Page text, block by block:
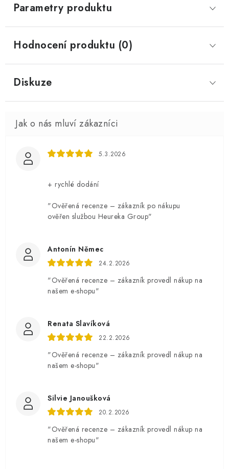
Parametry produktu
Hodnocení produktu (0)
Diskuze
5.3.2026
+ rychlé dodání
"Ověřená recenze – zákazník po nákupu
ověřen službou Heureka Group"
Antonín Němec
24.2.2026
"Ověřená recenze – zákazník provedl nákup na
našem e-shopu"
Renata Slavíková
22.2.2026
"Ověřená recenze – zákazník provedl nákup na
našem e-shopu"
Silvie Janoušková
20.2.2026
"Ověřená recenze – zákazník provedl nákup na
našem e-shopu"